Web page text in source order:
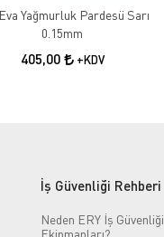
Yağmurluk Pardesü Sarı
0.15mm
405,00 +KDV
İş Güvenliği Rehberi
Neden ERY İş Güvenliği
Ekipmanları?